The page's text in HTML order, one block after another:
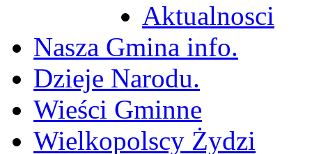
Aktualnosci
Nasza Gmina info.
Dzieje Narodu.
Wieści Gminne
Wielkopolscy Żydzi